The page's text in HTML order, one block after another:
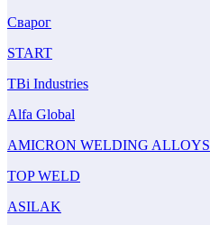
Сварог
START
TBi Industries
Alfa Global
AMICRON WELDING ALLOYS
TOP WELD
ASILAK